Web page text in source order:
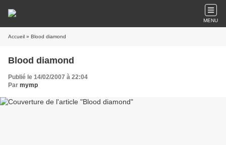
MENU
Accueil » Blood diamond
Blood diamond
Publié le 14/02/2007 à 22:04
Par mymp